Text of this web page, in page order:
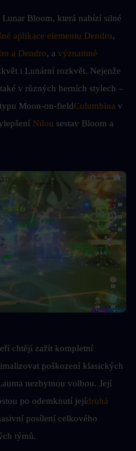
Bloom, která nabízí silné
aplikace elementu Dendro
a Dendro, a významné
i Lunární rozkvět. Nejenže
v různých herních stylech –
Moon-on-fieldColumbina v
Nilou sestav Bloom a
chtějí zažít kompletní
poškození klasických
nezbytnou volbou. Její
po odemknutí jejídruhá
posílení celkového
týmů.